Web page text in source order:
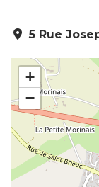
5 Rue
+
−